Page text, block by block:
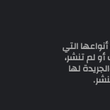
التي
لم تنشر،
لها